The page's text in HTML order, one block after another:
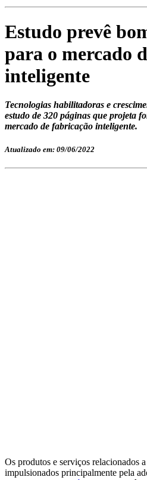
Estudo prevê
para o mercado
inteligente
Tecnologias habilitadoras e
estudo de 320 páginas que projeta
mercado de fabricação inteligente.
Atualizado em: 09/06/2022
Os produtos e serviços relacionados
impulsionados principalmente pela